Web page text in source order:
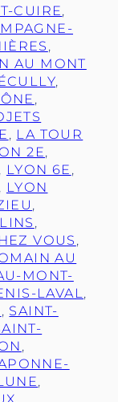
CUIRE
AU MONT
ÉCULLY
, LA TOUR
2E
, LYON 6E
, LYON
VOUS
AU
MONT-
LAVAL
, SAINT-